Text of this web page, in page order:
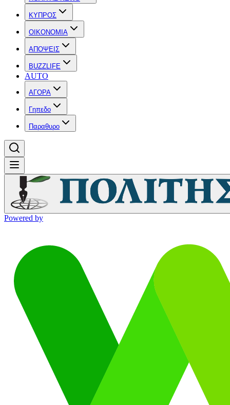
ΚΥΠΡΟΣ
OIKONOMIA
ΑΠΟΨΕΙΣ
BUZZLIFE
AUTO
ΑΓΟΡΑ
Γηπεδο
Παραθυρο
Powered by